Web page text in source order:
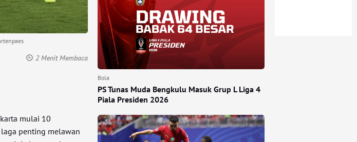
2 Menit Membaca
mulai 10
penting melawan
Bola
PS Tunas Muda Bengkulu Masuk Grup L Liga 4
Piala Presiden 2026